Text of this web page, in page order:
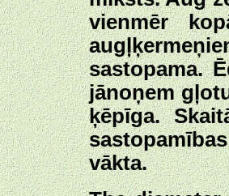
vienmēr
sastopama.
jānoņem
ķēpīga.
vākta.